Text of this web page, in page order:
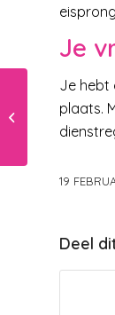
Je
Je hebt
plaats.
19
Deel
Lijkt je kind op